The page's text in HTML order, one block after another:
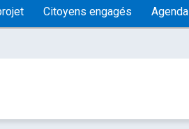
Citoyens engagés Agenda